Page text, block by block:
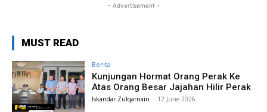
- Advertisement -
MUST READ
Berita
Kunjungan Hormat Orang Perak Ke
Atas Orang Besar Jajahan Hilir Perak
Iskandar Zulqarnain - 12 June 2026